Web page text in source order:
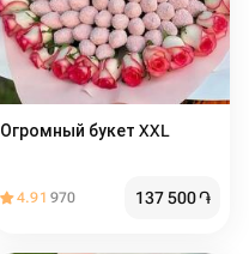
Огромный букет XXL
4.91 970 137 500֏